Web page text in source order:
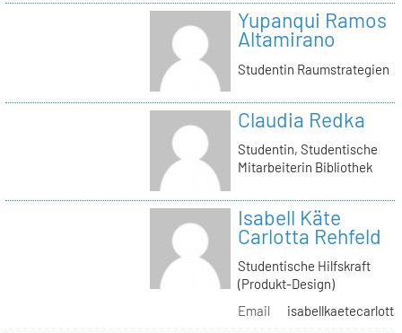
Yupanqui Ramos
Altamirano
Studentin Raumstrategien
Claudia Redka
Studentin, Studentische
Mitarbeiterin Bibliothek
Isabell Käte
Carlotta Rehfeld
Studentische Hilfskraft
(Produkt-Design)
Email